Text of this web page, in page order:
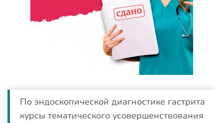
По эндоскопической диагностике гастрита
курсы тематического усовершенствования